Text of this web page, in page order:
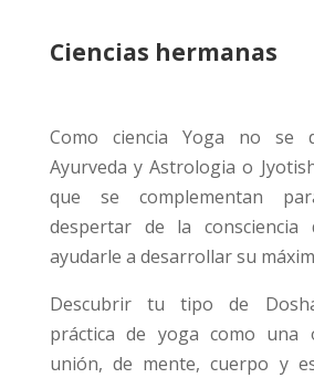
Ciencias hermanas
Como ciencia Yoga no se
Ayurveda y Astrologia o
que se complementan
despertar de la consciencia
ayudarle a desarrollar su
Descubrir tu tipo de
práctica de yoga como una
unión, de mente, cuerpo y